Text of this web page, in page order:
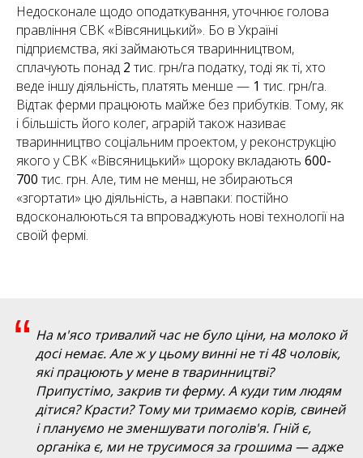
Недосконале щодо оподаткування, уточнює голова
правління СВК «Вівсяницький». Бо в Україні
підприємства, які займаються тваринництвом,
сплачують понад 2 тис. грн/га податку, тоді як ті, хто
веде іншу діяльність, платять менше — 1 тис. грн/га.
Відтак ферми працюють майже без прибутків. Тому, як
і більшість його колег, аграрій також називає
тваринництво соціальним проектом, у реконструкцію
якого у СВК «Вівсяницький» щороку вкладають 600-
700 тис. грн. Але, тим не менш, не збираються
«згортати» цю діяльність, а навпаки: постійно
вдосконалюються та впроваджують нові технології на
своїй фермі.
“ На м'ясо тривалий час не було ціни, на молоко й
досі немає. Але ж у цьому винні не ті 48 чоловік,
які працюють у мене в тваринництві?
Припустімо, закрив ти ферму. А куди тим людям
дітися? Красти? Тому ми тримаємо корів, свиней
і плануємо не зменшувати поголів'я. Гній є,
органіка є, ми не трусимося за грошима — адже